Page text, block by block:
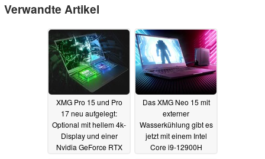
Verwandte Artikel
XMG Pro 15 und Pro
17 neu aufgelegt:
Optional mit hellem 4k-
Display und einer
Nvidia GeForce RTX
Das XMG Neo 15 mit
externer
Wasserkühlung gibt es
jetzt mit einem Intel
Core i9-12900H